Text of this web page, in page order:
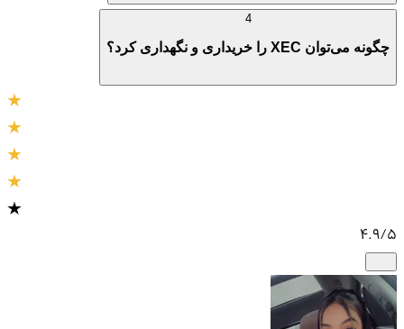
چگونه می‌توان XEC را خریداری و نگهداری کرد؟
4.9/5